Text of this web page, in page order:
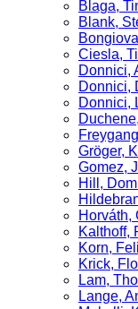
Blaga,
Blank,
Ciesla, Till
Donnici,
Donnici,
Donnici,
Gröger,
Gomez,
Hill,
Horváth,
Kalthoff,
Korn,
Krick,
Lam,
Lange,